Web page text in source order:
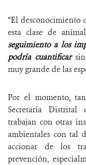
“El desconocimiento
esta clase de
seguimiento a los
podría cuantificar
muy grande de las
Por el momento,
Secretaría
trabajan con otras
ambientales con tal
accionar de los
prevención,